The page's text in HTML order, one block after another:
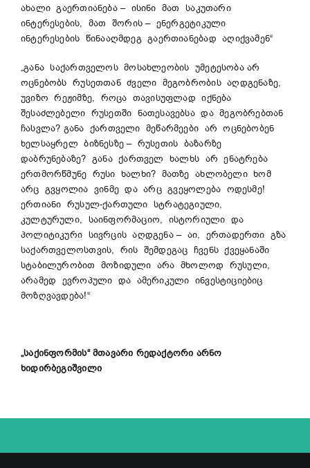
ახალი გაერთიანება – ისინი მათ საკუთარი
ინტერესების, მათ შორის – ენერგეტიკული
ინტერესების წინააღმდეგ გაერთიანებად აღიქვამენ“
„განა საქართველოს მოსახლეობის უმეტესობა არ
ოცნებობს რუსეთთან ძველი მეგობრობის აღდგენაზე,
უვიზო რეჟიმზე, როცა თავისუფლად იქნება
შესაძლებელი რუსეთში ნათესავებსა და მეგობრებთან
ჩასვლა? განა ქართველი მეწარმეები არ ოცნებობენ
ხელსაყრელ ბიზნესზე – რუსეთის ბაზარზე
დაბრუნებაზე? განა ქართველ ხალხს არ ენატრება
ერთმორწმუნე რუსი ხალხი? მათზე ახლობელი ხომ
არც გვყოლია ვინმე და არც გვეყოლება ოდესმე!
ერთიანი რუსულ-ქართული სტრატეგიული,
კულტურული, საინფორმაციო, ისტორიული და
პოლიტიკური სივრცის აღდგენა – აი, ერთადერთი გზა
საქართველოსთვის, რის შემდეგაც ჩვენს ქვეყანაში
სტაბილურობით მოზიდული არა მხოლოდ რუსული,
არამედ ევროპული და ამერიკული ინვესტიციებიც
მოზღვავდება!“
„საქინფორმის“ მთავარი რედაქტორი არნო
ხიდირბეგიშვილი